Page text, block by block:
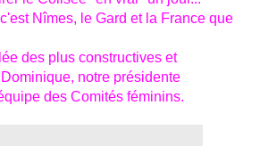
Nîmes, le Gard et la France que
des plus constructives et
notre présidente
des Comités féminins.